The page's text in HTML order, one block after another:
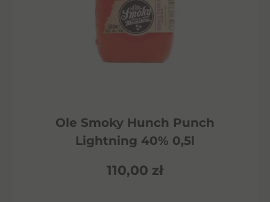
Ole Smoky Hunch Punch
Lightning 40% 0,5l
110,00 zł